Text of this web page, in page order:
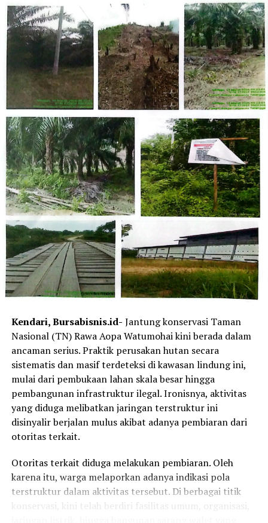
pembuka kali ini, saya juga merasakan feeling dengan
motor sangat baik setelah berhasil sapu bersih kelas
NS250cc ditambah podium di kelas NS150cc juga,”
tambah Gilang.
Dominasi ART juga berlanjut di kelas Junior Indonesia
Talent Cup. Pembalap Resky YH sukses meraih double
winner meski sempat menghadapi kendala long lap
penalty pada Race 1 hari sabtu kemarin.
“Alhamdulillah meski start dari grid belakang dan
ditambah long lap penalty karena melakukan kesalahan
saat QTT, tetap tidak melunturkan semangat saya
untuk raih podium di kelas tersebut,” beber Resky YH.
Hasil tersebut menempatkan Resky sebagai pemimpin
klasemen sementara di ronde pertama musim ini.
Sementara itu, kontribusi positif juga datang dari
pembalap ART yang turun di kelas Junior NS250cc
melalui Ahmad Azel Savero. Azel berhasil meraih podium
ketiga pada Race 1 dan podium kedua pada Race 2.
Azel mengaku mendapatkan banyak pengalaman baru di
kelas tersebut, terutama dalam mengendalikan motor
dengan kapasitas mesin yang lebih besar.
“Alhamdulillah bisa meraih podium perdana untuk ART.
Banyak pembelajaran yang saya dapat karena karakter
motor 250cc sangat berbeda dan membutuhkan kontrol
yang lebih baik,” tutup Azel.
Editor : Tam
Post Views: 5,537
Kendari, Bursabisnis.id- Jantung konservasi Taman
Nasional (TN) Rawa Aopa Watumohai kini berada dalam
ancaman serius. Praktik perusakan hutan secara
sistematis dan masif terdeteksi di kawasan lindung ini,
mulai dari pembukaan lahan skala besar hingga
pembangunan infrastruktur ilegal. Ironisnya, aktivitas
yang diduga melibatkan jaringan terstruktur ini
disinyalir berjalan mulus akibat adanya pembiaran dari
otoritas terkait.
Otoritas terkait diduga melakukan pembiaran. Oleh
karena itu, warga melaporkan adanya indikasi pola
terstruktur dalam aktivitas tersebut. Di berbagai titik
konservasi, kini telah berdiri fasilitas umum, organisasi,